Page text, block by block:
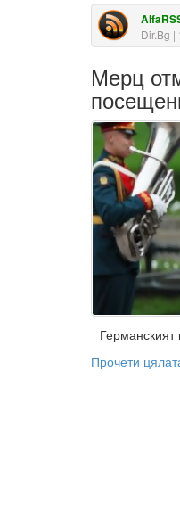
Dir.Bg |
Мерц
Прочети